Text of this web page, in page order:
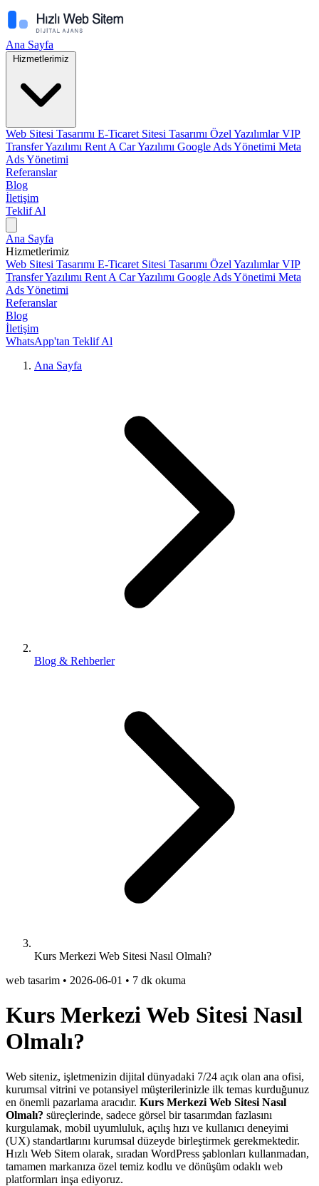
Ana Sayfa
Hizmetlerimiz
Web Sitesi Tasarımı E-Ticaret Sitesi Tasarımı Özel YazılımlarVIP
Transfer Yazılımı Rent A Car Yazılımı Google Ads Yönetimi Meta
Ads Yönetimi
Referanslar
Blog
İletişim
Teklif Al
Ana Sayfa
Hizmetlerimiz
Web Sitesi Tasarımı E-Ticaret Sitesi Tasarımı Özel YazılımlarVIP
Transfer Yazılımı Rent A Car Yazılımı Google Ads Yönetimi Meta
Ads Yönetimi
Referanslar
Blog
İletişim
WhatsApp'tan Teklif Al
Ana Sayfa
Blog & Rehberler
Kurs Merkezi Web Sitesi Nasıl Olmalı?
web tasarim • 2026-06-01 • 7 dk okuma
Kurs Merkezi Web Sitesi Nasıl
Olmalı?
Web siteniz, işletmenizin dijital dünyadaki 7/24 açık olan ana ofisi,
kurumsal vitrini ve potansiyel müşterilerinizle ilk temas kurduğunuz
en önemli pazarlama aracıdır. Kurs Merkezi Web Sitesi Nasıl
Olmalı? süreçlerinde, sadece görsel bir tasarımdan fazlasını
kurgulamak, mobil uyumluluk, açılış hızı ve kullanıcı deneyimi
(UX) standartlarını kurumsal düzeyde birleştirmek gerekmektedir.
Hızlı Web Sitem olarak, sıradan WordPress şablonları kullanmadan,
tamamen markanıza özel temiz kodlu ve dönüşüm odaklı web
platformları inşa ediyoruz.